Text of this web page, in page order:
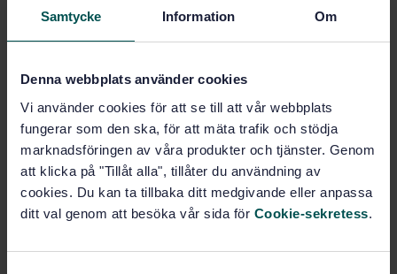
Samtycke Information Om
Denna webbplats använder cookies
Vi använder cookies för att se till att vår webbplats
fungerar som den ska, för att mäta trafik och stödja
marknadsföringen av våra produkter och tjänster. Genom
att klicka på "Tillåt alla", tillåter du användning av
cookies. Du kan ta tillbaka ditt medgivande eller anpassa
ditt val genom att besöka vår sida för Cookie-sekretess.
Produktinformation
Språk: Engelska
Framtagen av: Spannmål, SIS/TK 435/AG 04